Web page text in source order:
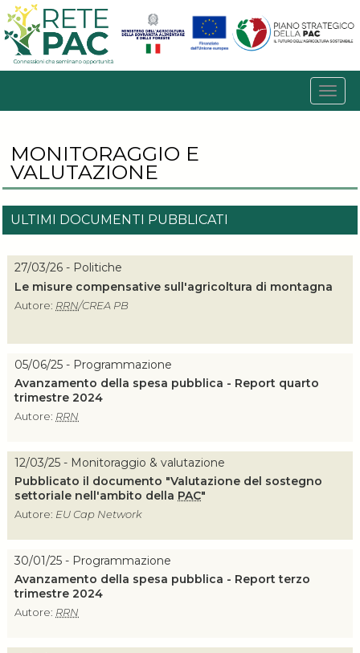
MONITORAGGIO E
VALUTAZIONE
ULTIMI DOCUMENTI PUBBLICATI
27/03/26 - Politiche
Le misure compensative sull'agricoltura di montagna
Autore: RRN/CREA PB
05/06/25 - Programmazione
Avanzamento della spesa pubblica - Report quarto
trimestre 2024
Autore: RRN
12/03/25 - Monitoraggio & valutazione
Pubblicato il documento "Valutazione del sostegno
settoriale nell'ambito della PAC"
Autore: EU Cap Network
30/01/25 - Programmazione
Avanzamento della spesa pubblica - Report terzo
trimestre 2024
Autore: RRN